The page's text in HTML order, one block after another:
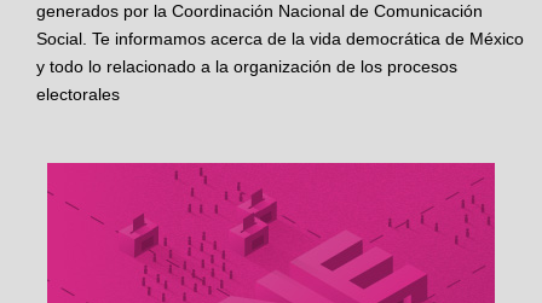
generados por la Coordinación Nacional de Comunicación
Social. Te informamos acerca de la vida democrática de México
y todo lo relacionado a la organización de los procesos
electorales